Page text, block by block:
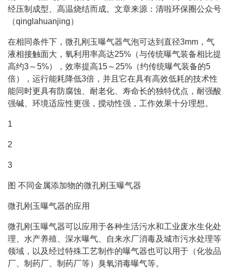
经压制成型、高温烧结而成。文章来源：清啦环保圈公众号
（qinglahuanjing）
在相同条件下，微孔刚玉曝气器气泡可达到直径3mm，气
液相接触面大，氧利用率高达25%（与传统曝气装备相比提
高约3～5%），效率提高15～25%（约传统曝气装备的5
倍），运行能耗降低3倍，并且它在具有高效低耗的技术性
能同时更具有防腐蚀、耐老化、寿命长的独特优点，耐强酸
强碱、环境适应性更强，搅动性强，工作效果十分理想。
1
2
3
图 不同金属添加物的微孔刚玉曝气器
微孔刚玉曝气器的应用
微孔刚玉曝气器可以应用于各种生活污水和工业废水生化处
理、水产养殖、深水曝气、自来水厂消毒及城市污水处理等
领域，以及经过特殊工艺制作的曝气器也可以用于（化妆品
厂、制药厂、制药厂等）臭氧消毒曝气等。